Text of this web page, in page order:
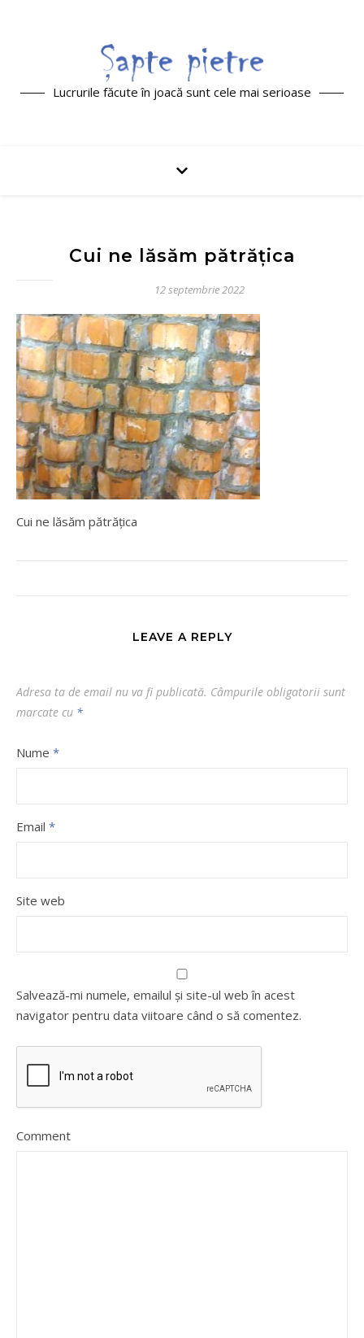
Lucrurile făcute în joacă sunt cele mai serioase
Cui ne lăsăm pătrățica
12 septembrie 2022
Cui ne lăsăm pătrățica
LEAVE A REPLY
Adresa ta de email nu va fi publicată. Câmpurile obligatorii sunt
marcate cu *
Nume *
Email *
Site web
Salvează-mi numele, emailul și site-ul web în acest
navigator pentru data viitoare când o să comentez.
Comment